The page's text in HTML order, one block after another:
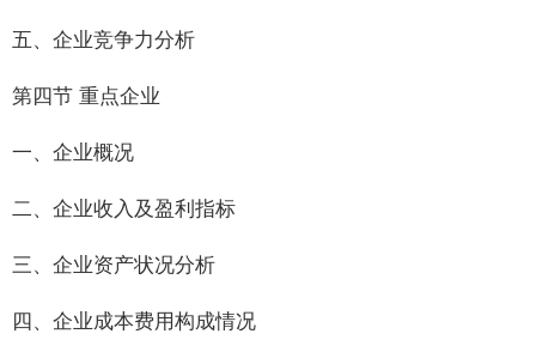
五、企业竞争力分析
第四节 重点企业
一、企业概况
二、企业收入及盈利指标
三、企业资产状况分析
四、企业成本费用构成情况